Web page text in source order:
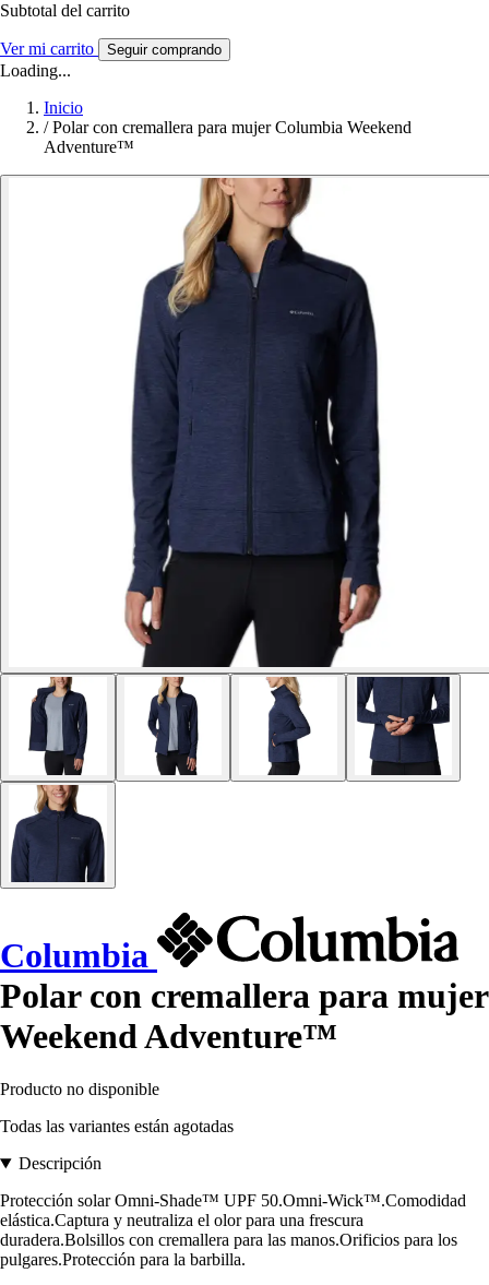
Subtotal del carrito
Ver mi carrito Seguir comprando
Loading...
Inicio
/ Polar con cremallera para mujer Columbia Weekend
Adventure™
Columbia
Polar con cremallera para mujer
Weekend Adventure™
Producto no disponible
Todas las variantes están agotadas
Descripción
Protección solar Omni-Shade™ UPF 50.Omni-Wick™.Comodidad
elástica.Captura y neutraliza el olor para una frescura
duradera.Bolsillos con cremallera para las manos.Orificios para los
pulgares.Protección para la barbilla.